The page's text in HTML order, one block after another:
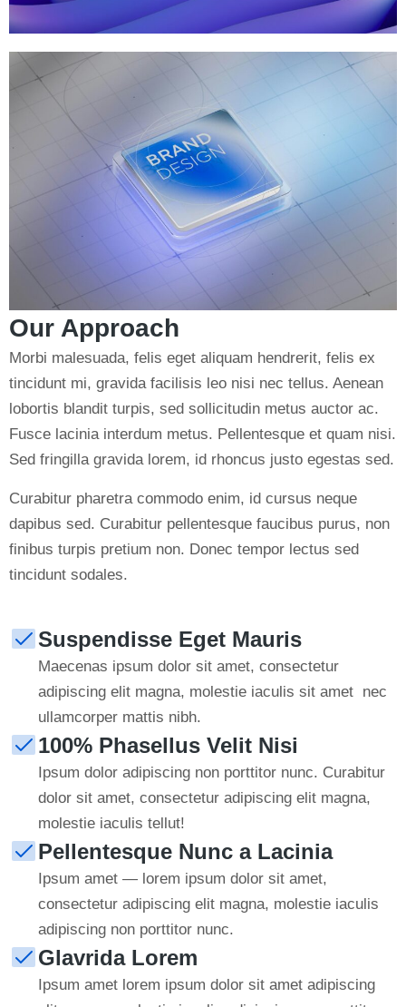
Our Approach
Morbi malesuada, felis eget aliquam hendrerit, felis ex
tincidunt mi, gravida facilisis leo nisi nec tellus. Aenean
lobortis blandit turpis, sed sollicitudin metus auctor ac.
Fusce lacinia interdum metus. Pellentesque et quam nisi.
Sed fringilla gravida lorem, id rhoncus justo egestas sed.
Curabitur pharetra commodo enim, id cursus neque
dapibus sed. Curabitur pellentesque faucibus purus, non
finibus turpis pretium non. Donec tempor lectus sed
tincidunt sodales.
Suspendisse Eget Mauris
Maecenas ipsum dolor sit amet, consectetur
adipiscing elit magna, molestie iaculis sit amet nec
ullamcorper mattis nibh.
100% Phasellus Velit Nisi
Ipsum dolor adipiscing non porttitor nunc. Curabitur
dolor sit amet, consectetur adipiscing elit magna,
molestie iaculis tellut!
Pellentesque Nunc a Lacinia
Ipsum amet — lorem ipsum dolor sit amet,
consectetur adipiscing elit magna, molestie iaculis
adipiscing non porttitor nunc.
Glavrida Lorem
Ipsum amet lorem ipsum dolor sit amet adipiscing